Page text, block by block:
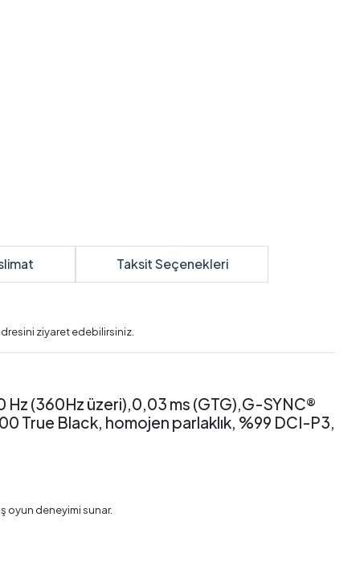
Taksit Seçenekleri
ziyaret edebilirsiniz.
(360Hz üzeri),0,03 ms (GTG),G-SYNC®
True Black, homojen parlaklık, %99 DCI-P3,
oyun deneyimi sunar.